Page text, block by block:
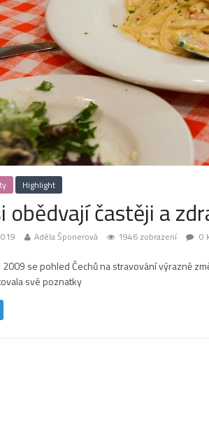
Highlight
obědvají častěji a
Adéla Šponerová 1946 zobrazení 0
2009 se pohled Čechů na stravování výrazně
své poznatky